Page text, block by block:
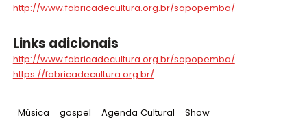
http://www.fabricadecultura.org.br/sapopemba/
Links adicionais
http://www.fabricadecultura.org.br/sapopemba/
https://fabricadecultura.org.br/
Tag:
Música Tag:
gospel Tag:
Agenda Cultural Tag:
Show